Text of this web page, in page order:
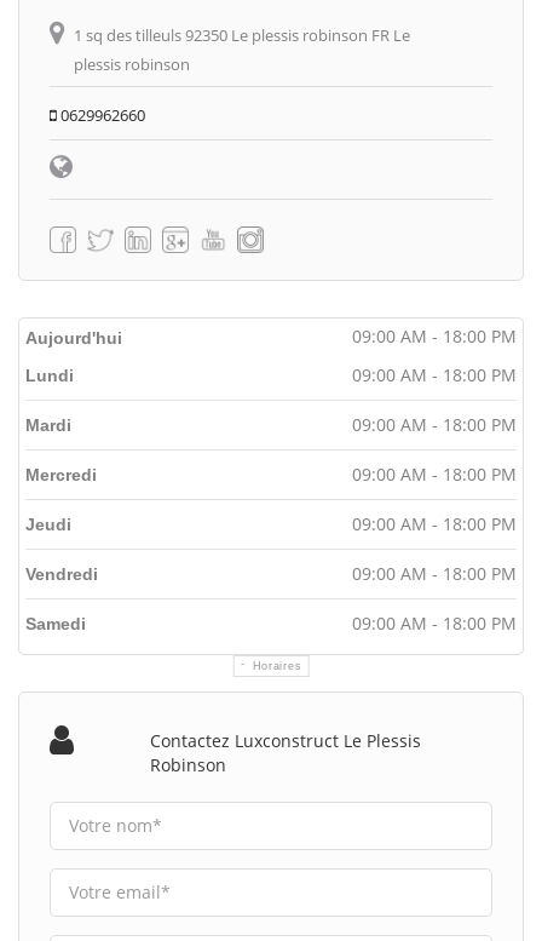
1 sq des tilleuls 92350 Le plessis robinson FR Le
plessis robinson
0629962660
Aujourd'hui 09:00 AM - 18:00 PM
Horaires
Lundi 09:00 AM - 18:00 PM
Mardi 09:00 AM - 18:00 PM
Mercredi 09:00 AM - 18:00 PM
Jeudi 09:00 AM - 18:00 PM
Vendredi 09:00 AM - 18:00 PM
Samedi 09:00 AM - 18:00 PM
Contactez Luxconstruct Le Plessis
Robinson